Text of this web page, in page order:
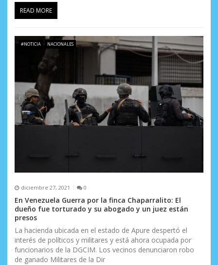
READ MORE
#NOTICIA NACIONALES
diciembre 27, 2021 0
En Venezuela Guerra por la finca Chaparralito: El
dueño fue torturado y su abogado y un juez están
presos
La hacienda ubicada en el estado de Apure despertó el
interés de políticos y militares y está ahora ocupada por
funcionarios de la DGCIM. Los vecinos denunciaron robo
de ganado Militares de la Dir